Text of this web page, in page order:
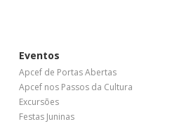
Eventos
Apcef de Portas Abertas
Apcef nos Passos da Cultura
Excursões
Festas Juninas